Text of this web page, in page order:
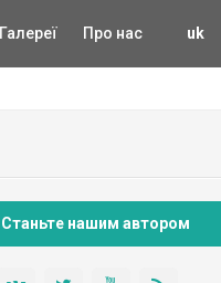
uk
Галереї Про нас
Станьте нашим автором